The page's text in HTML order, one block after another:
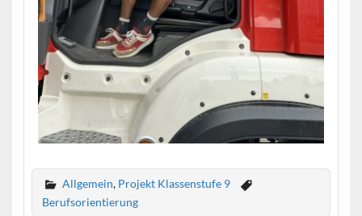
Allgemein, Projekt Klassenstufe 9
Berufsorientierung